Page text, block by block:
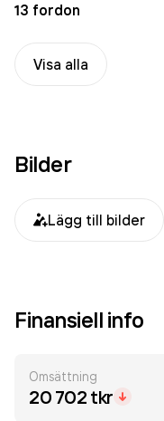
13 fordon
Visa alla
Bilder
Lägg till bilder
Finansiell info
Omsättning
20 702 tkr